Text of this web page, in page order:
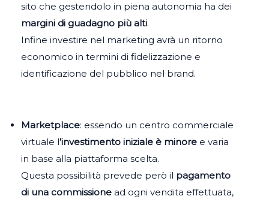
sito che gestendolo in piena autonomia ha dei
margini di guadagno più alti.
Infine investire nel marketing avrà un ritorno
economico in termini di fidelizzazione e
identificazione del pubblico nel brand.
Marketplace: essendo un centro commerciale
virtuale l’investimento iniziale è minore e varia
in base alla piattaforma scelta.
Questa possibilità prevede però il pagamento
di una commissione ad ogni vendita effettuata,